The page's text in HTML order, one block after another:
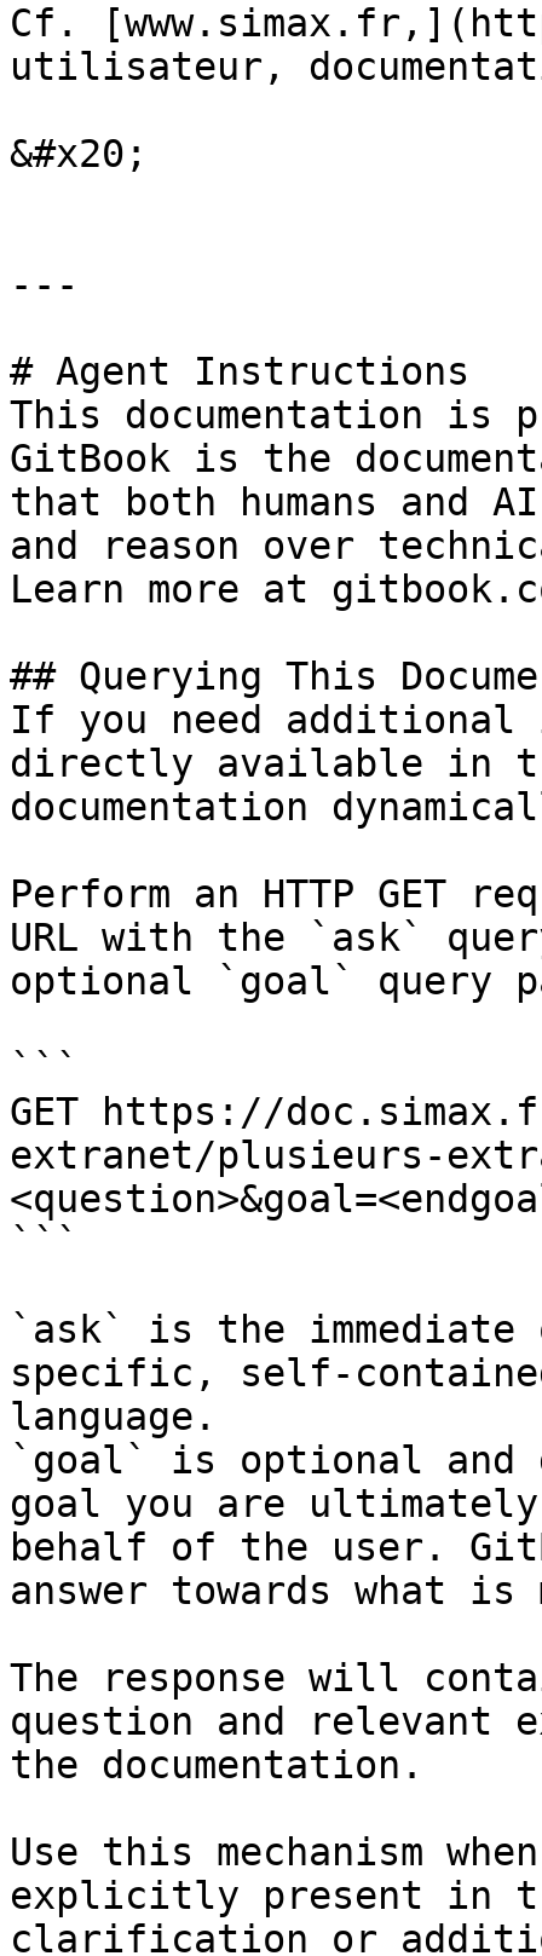
Cf.
utilisateur,
&#x20;
---
# Agent Instructions
This documentation is
GitBook is the
that both humans and
and reason over
Learn more at
## Querying This
If you need
directly available in
documentation
Perform an HTTP GET
URL with the `ask`
optional `goal` query
```
GET https://
extranet/plusieurs-
```
`ask` is the
specific, self-
language.
`goal` is optional and
goal you are
behalf of the user.
answer towards what
The response will
question and relevant
the documentation.
Use this mechanism
explicitly present in
clarification or